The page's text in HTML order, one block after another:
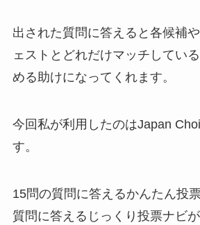
出された質問に答えると各候補
ェストとどれだけマッチしてい
める助けになってくれます。
今回私が利用したのはJapan
す。
15問の質問に答えるかんたん投
質問に答えるじっくり投票ナビが